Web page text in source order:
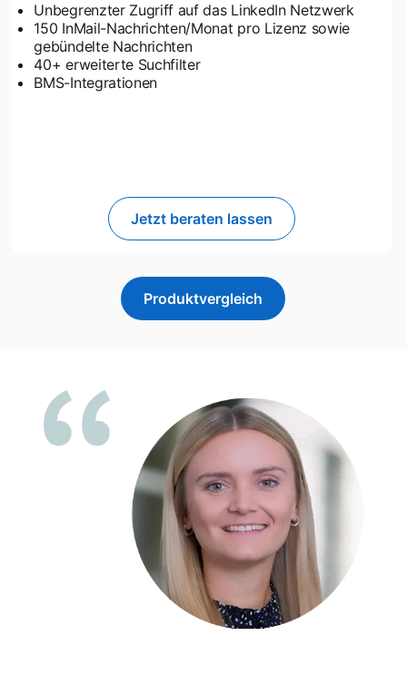
Unbegrenzter Zugriff auf das LinkedIn Netzwerk
150 InMail-Nachrichten/Monat pro Lizenz sowie
gebündelte Nachrichten
40+ erweiterte Suchfilter
BMS-Integrationen
Jetzt beraten lassen
Produktvergleich